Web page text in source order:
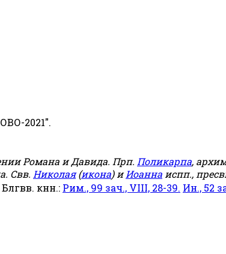
2021".
Романа и Давида. Прп. Поликарпа,
Свв. Николая(икона) иИоанна испп.,
Блгвв. кнн.: Рим., 99 зач., VIII, 28-39. Ин., 52